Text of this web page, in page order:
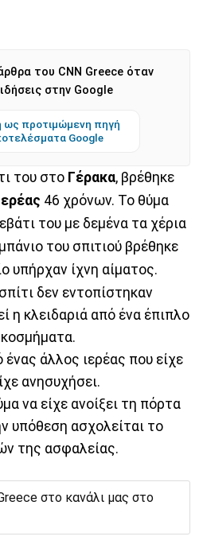
του CNN Greece όταν
στην Google
ως προτιμώμενη πηγή
Google
του στο Γέρακα, βρέθηκε
46 χρόνων. Το θύμα
του με δεμένα τα χέρια
του σπιτιού βρέθηκε
υπήρχαν ίχνη αίματος.
δεν εντοπίστηκαν
η κλειδαριά από ένα έπιπλο
ένας άλλος ιερέας που είχε
ανησυχήσει.
να είχε ανοίξει τη πόρτα
υπόθεση ασχολείται το
της ασφαλείας.
στο κανάλι μας στο